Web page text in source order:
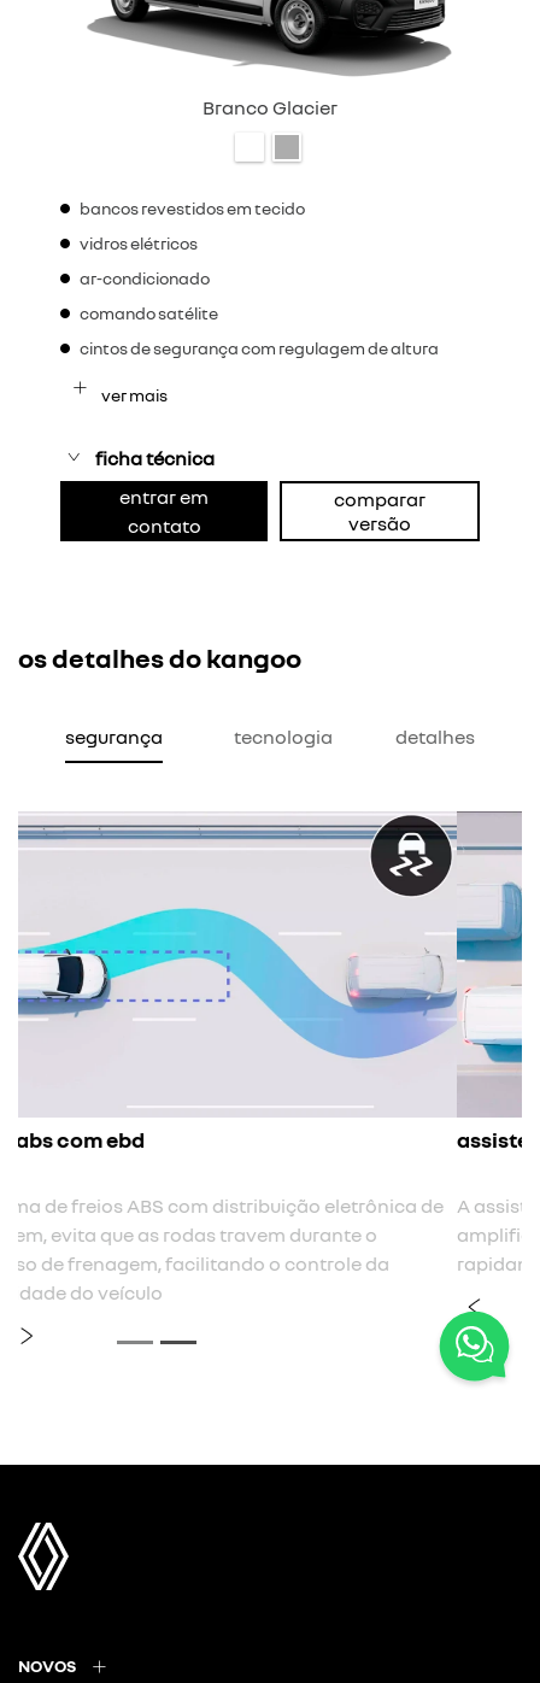
Branco Glacier
bancos revestidos em tecido
vidros elétricos
ar-condicionado
comando satélite
cintos de segurança com regulagem de altura
ver mais
ficha técnica
entrar em
contato
comparar
versão
os detalhes do kangoo
segurança tecnologia detalhes
assistente de frenagem de emergência (afu)
A assistência à frenagem de emergência é acionado e
amplifica a frenagem quando o motorista passa muito
rapidamente entre o acelerador e o pedal do freio
previousnext
NOVOS